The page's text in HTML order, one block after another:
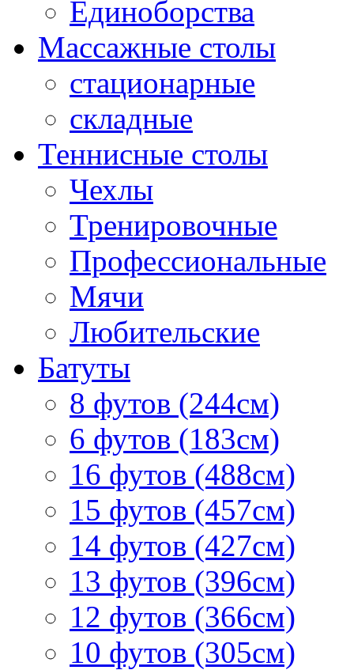
Единоборства
Массажные столы
стационарные
складные
Теннисные столы
Чехлы
Тренировочные
Профессиональные
Мячи
Любительские
Батуты
8 футов (244см)
6 футов (183см)
16 футов (488см)
15 футов (457см)
14 футов (427см)
13 футов (396см)
12 футов (366см)
10 футов (305см)